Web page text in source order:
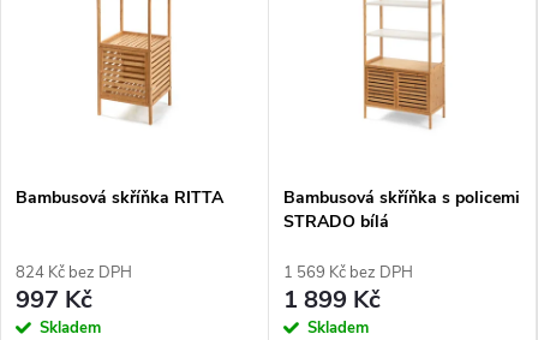
Bambusová skříňka RITTA
824 Kč bez DPH
997 Kč
Skladem
Bambusová skříňka s policemi
STRADO bílá
1 569 Kč bez DPH
1 899 Kč
Skladem